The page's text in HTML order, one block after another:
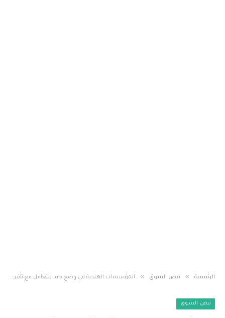
الرئيسية » نبض السوق » المؤسسات الهندية في وضع جيد للتعامل مع تأثير التعريفات والتوترات الجيوسياسية: Moody’s ، ICRA
نبض السوق